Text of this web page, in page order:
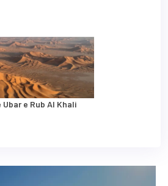
e Rub Al Khali